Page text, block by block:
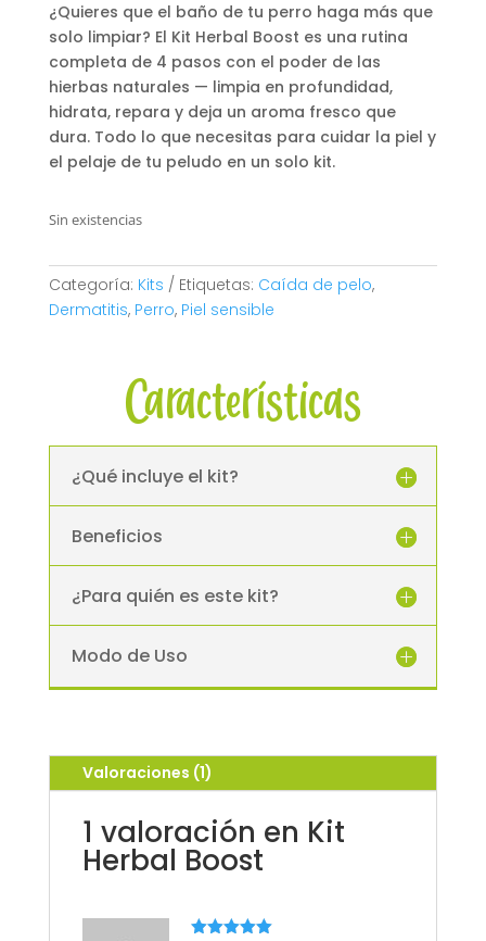
¿Quieres que el baño de tu perro haga más que
solo limpiar? El Kit Herbal Boost es una rutina
completa de 4 pasos con el poder de las
hierbas naturales — limpia en profundidad,
hidrata, repara y deja un aroma fresco que
dura. Todo lo que necesitas para cuidar la piel y
el pelaje de tu peludo en un solo kit.
Sin existencias
Categoría: Kits Etiquetas: Caída de pelo,
Dermatitis, Perro, Piel sensible
Características
¿Qué incluye el kit?
Beneficios
¿Para quién es este kit?
Modo de Uso
Valoraciones (1)
1 valoración en Kit
Herbal Boost